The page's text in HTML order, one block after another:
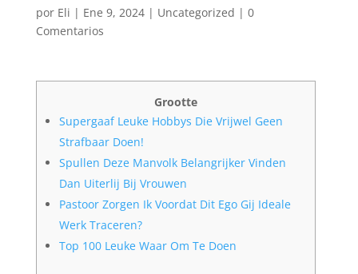
por Eli | Ene 9, 2024| Uncategorized | 0
Comentarios
Grootte
Supergaaf Leuke Hobbys Die Vrijwel Geen
Strafbaar Doen!
Spullen Deze Manvolk Belangrijker Vinden
Dan Uiterlij Bij Vrouwen
Pastoor Zorgen Ik Voordat Dit Ego Gij Ideale
Werk Traceren?
Top 100 Leuke Waar Om Te Doen